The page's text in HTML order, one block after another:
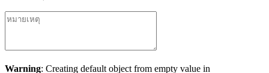
Warning: Creating default object from empty value in